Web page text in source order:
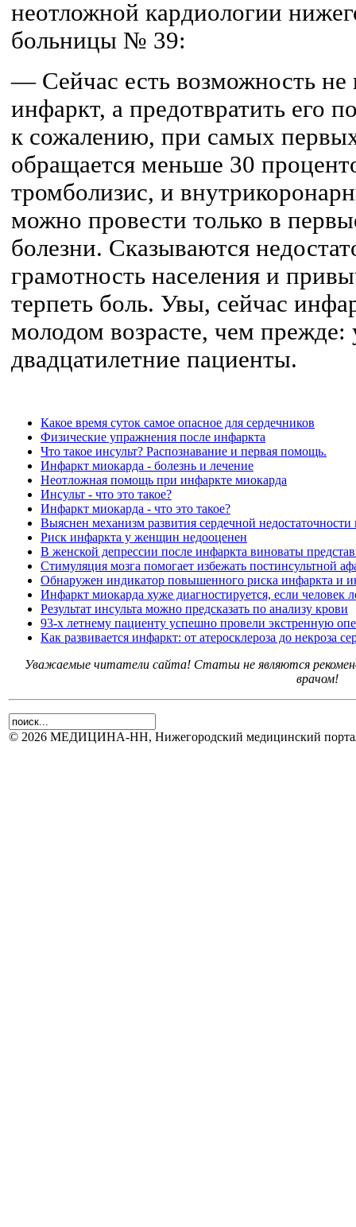
неотложной кардиологии
больницы № 39:
— Сейчас есть возможность не
инфаркт, а предотвратить его
к сожалению, при самых
обращается меньше 30
тромболизис, и
можно провести только в
болезни. Сказываются
грамотность населения и
терпеть боль. Увы, сейчас
молодом возрасте, чем прежде:
двадцатилетние пациенты.
Какое время суток самое опасное для сердечников
Физические упражнения после инфаркта
Что такое инсульт? Распознавание и первая помощь.
Инфаркт миокарда - болезнь и лечение
Неотложная помощь при инфаркте миокарда
Инсульт - что это такое?
Инфаркт миокарда - что это такое?
Выяснен механизм развития сердечной
Риск инфаркта у женщин недооценен
В женской депрессии после инфаркта виноваты
Стимуляция мозга помогает избежать постинсультной
Обнаружен индикатор повышенного риска инфаркта и
Инфаркт миокарда хуже диагностируется, если человек
Результат инсульта можно предсказать по анализу крови
93-х летнему пациенту успешно провели экстренную
Как развивается инфаркт: от атеросклероза до некроза
Уважаемые читатели сайта! Статьи не являются
врачом!
© 2026 МЕДИЦИНА-НН, Нижегородский медицинский